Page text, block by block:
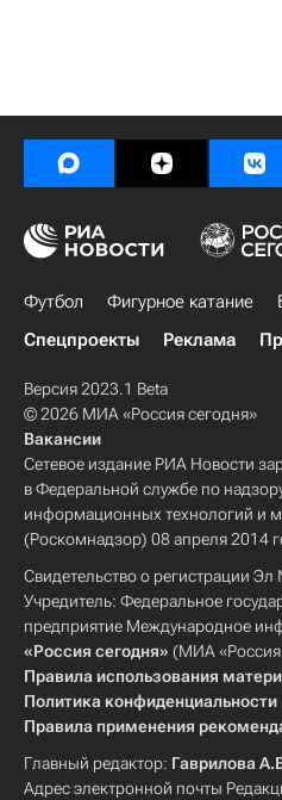
Футбол Фигурное катание
Спецпроекты
Реклама
Версия 2023.1 Beta
© 2026 МИА «Россия сегодня»
Вакансии
Сетевое издание РИА Новости
в Федеральной службе по
информационных технологий и
(Роскомнадзор) 08 апреля 2014
Свидетельство о регистрации
Учредитель: Федеральное
предприятие Международное
«Россия сегодня» (МИА «Россия
Правила использования
Политика конфиденциальности
Правила применения
Главный редактор: Гаврилова
Адрес электронной почты